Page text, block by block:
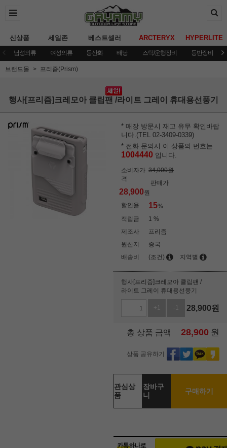
신상품 세일존 베스트셀러 ARCTERYX HYPERLITE
남성의류 여성의류 등산화 배낭 스틱/운행장비 등반장비
브랜드몰 프리즘(Prism)
행사[프리즘]크레모아 클립팬 /라이트 그레이 휴대용선풍기
* 매장 방문시 재고 유무 확인바랍
니다.(TEL 02-3409-0339)
* 전화 문의시 이 상품의 번호는
1004440 입니다.
소비자가
격
34,000원
판매가
28,900원
할인율
15%
적립금
1 %
제조사
프리즘
원산지
중국
배송비
(조건) 지역별
행사[프리즘]크레모아 클립팬 /
라이트 그레이 휴대용선풍기
+1 -1 28,900원
총 상품 금액 28,900 원
상품 공유하기
관심상
품
장바구
니
구매하기